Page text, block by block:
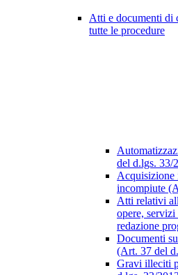
Atti e documenti di
tutte le procedure
del d.lgs. 33/
Acquisizione
incompiute
Atti relativi
opere,
redazione
Documenti
(Art. 37 del
Gravi illeciti